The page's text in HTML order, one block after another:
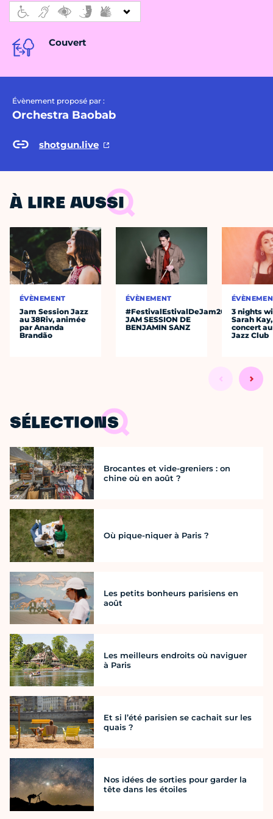
Couvert
Évènement proposé par :
Orchestra Baobab
shotgun.live
À LIRE AUSSI
ÉVÈNEMENT
Jam Session Jazz
au 38Riv, animée
par Ananda
Brandão
ÉVÈNEMENT
#FestivalEstivalDeJam2026
JAM SESSION DE
BENJAMIN SANZ
3 nights
Sarah
concert
Jazz Club
SÉLECTIONS
Brocantes et vide-greniers : on
chine où en août ?
Où pique-niquer à Paris ?
Les petits bonheurs parisiens en
août
Les meilleurs endroits où naviguer
à Paris
Et si l’été parisien se cachait sur les
quais ?
Nos idées de sorties pour garder la
tête dans les étoiles